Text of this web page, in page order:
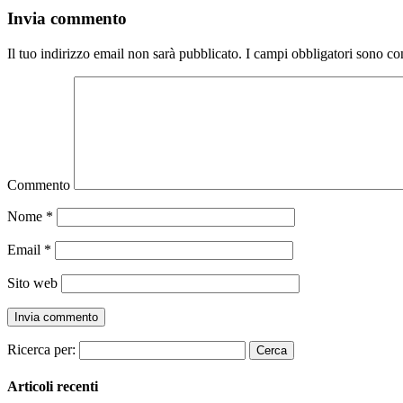
Invia commento
Il tuo indirizzo email non sarà pubblicato. I campi obbligatori sono
Commento
Nome *
Email *
Sito web
Ricerca per:
Articoli recenti